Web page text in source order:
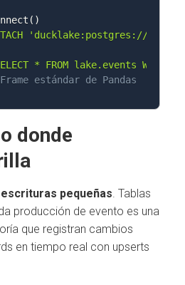
( )
'ducklake:postgres://...'
* FROM lake.events WHERE
estándar de Pandas
donde
pequeñas. Tablas
producción de evento es una
que registran cambios
en tiempo real con upserts